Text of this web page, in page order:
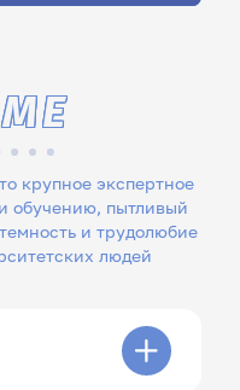
крупное экспертное
обучению, пытливый
людей